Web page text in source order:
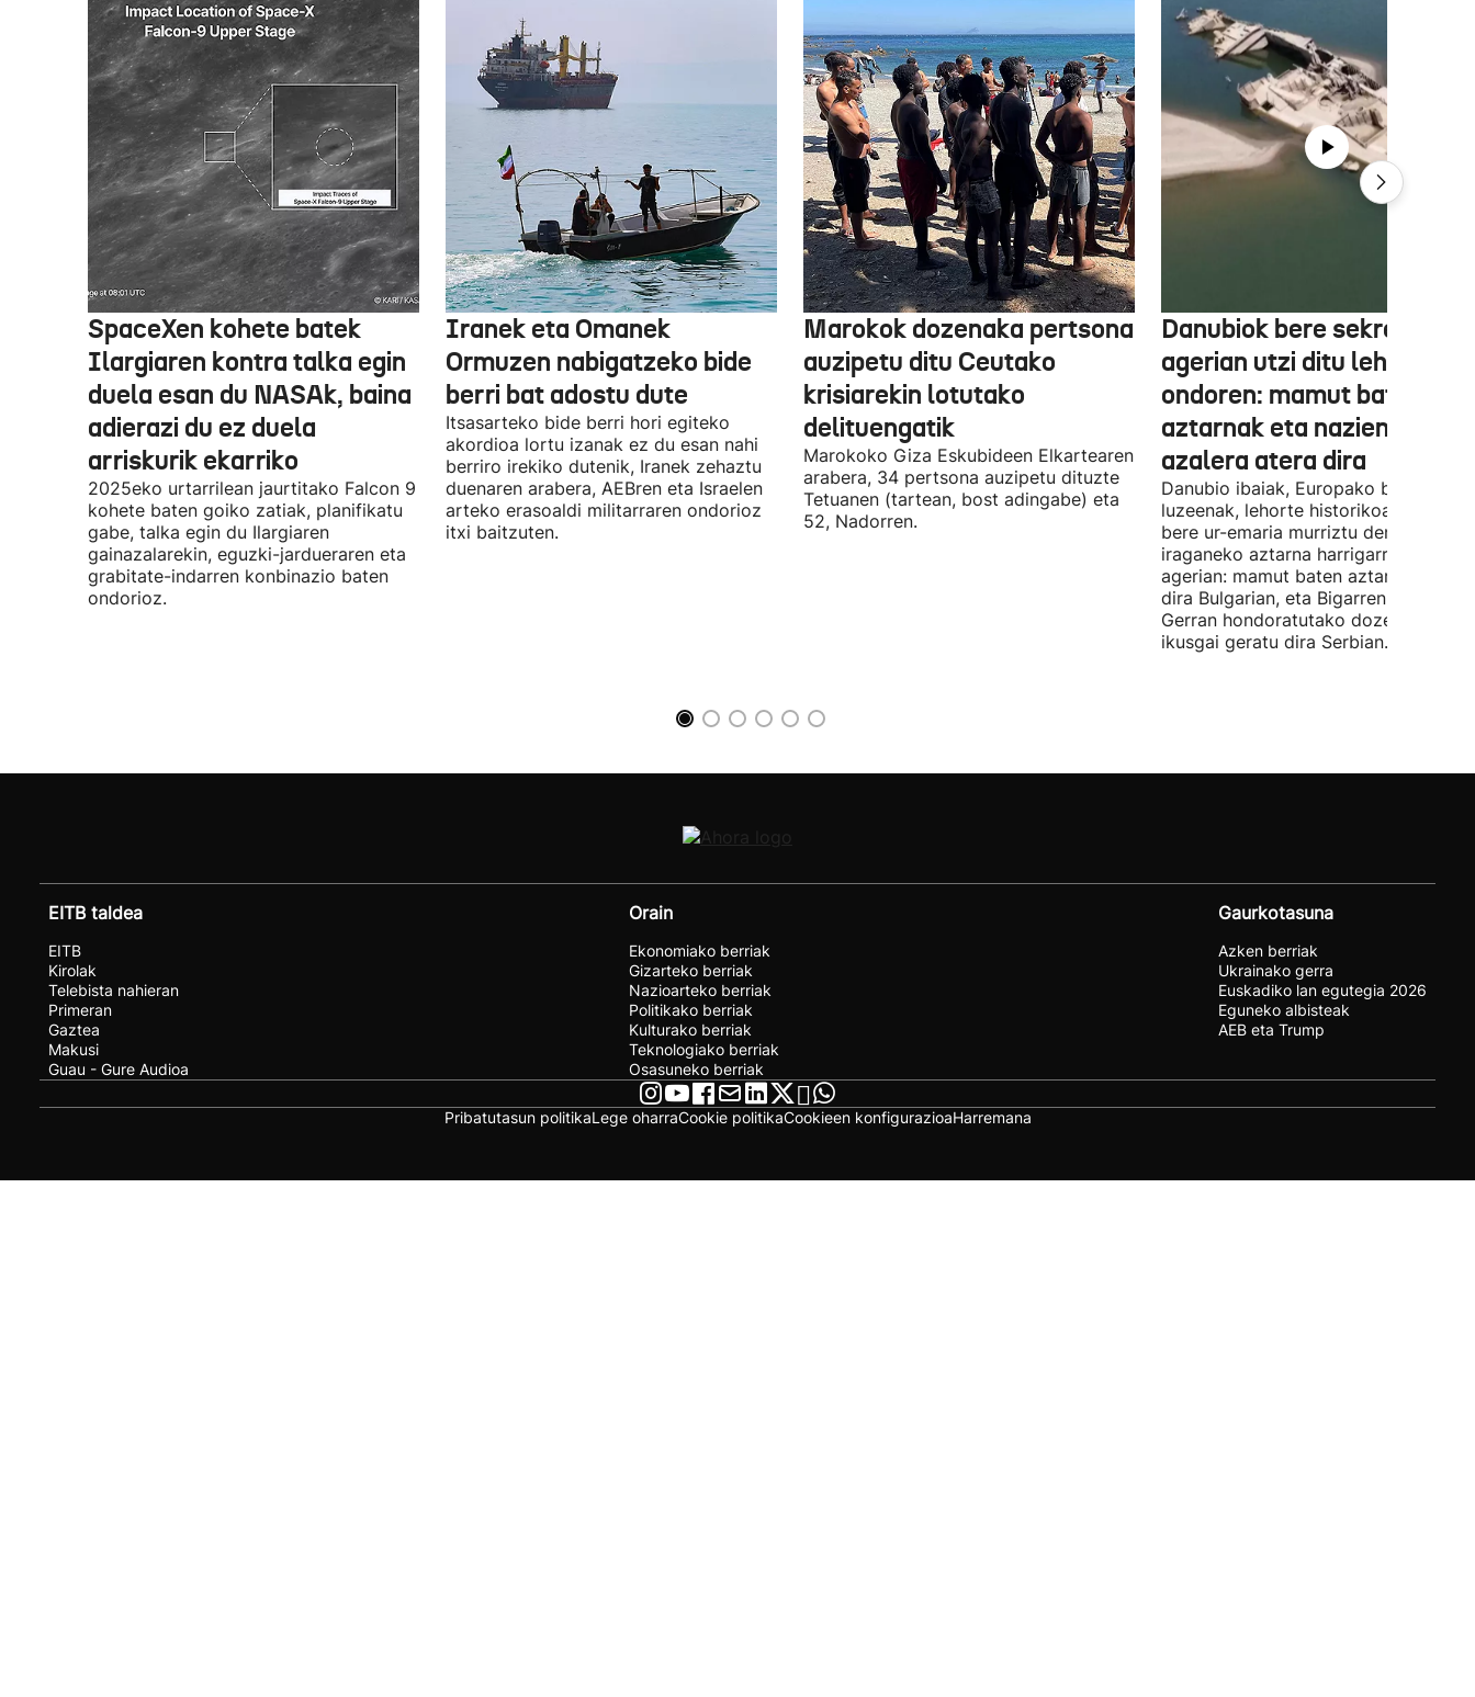
SpaceXen kohete batek
Ilargiaren kontra talka egin
duela esan du NASAk, baina
adierazi du ez duela
arriskurik ekarriko
2025eko urtarrilean jaurtitako Falcon 9
kohete baten goiko zatiak, planifikatu
gabe, talka egin du Ilargiaren
gainazalarekin, eguzki-jardueraren eta
grabitate-indarren konbinazio baten
ondorioz.
Iranek eta Omanek
Ormuzen nabigatzeko bide
berri bat adostu dute
Itsasarteko bide berri hori egiteko
akordioa lortu izanak ez du esan nahi
berriro irekiko dutenik, Iranek zehaztu
duenaren arabera, AEBren eta Israelen
arteko erasoaldi militarraren ondorioz
itxi baitzuten.
Marokok dozenaka pertsona
auzipetu ditu Ceutako
krisiarekin lotutako
delituengatik
Marokoko Giza Eskubideen Elkartearen
arabera, 34 pertsona auzipetu dituzte
Tetuanen (tartean, bost adingabe) eta
52, Nadorren.
Danubiok bere sekretuak
agerian utzi ditu
ondoren: mamut baten
aztarnak eta nazien
azalera atera dira
Danubio ibaiak, Europako bigarren
luzeenak, lehorte historikoa bizi du,
bere ur-emaria murriztu denez,
iraganeko aztarna harrigarriak utzi
agerian: mamut baten aztarnak
dira Bulgarian, eta Bigarren Mundu
Gerran hondoratutako dozenaka
ikusgai geratu dira Serbian.
EITB taldea
EITB
Kirolak
Telebista nahieran
Primeran
Gaztea
Makusi
Guau - Gure Audioa
Orain
Ekonomiako berriak
Gizarteko berriak
Nazioarteko berriak
Politikako berriak
Kulturako berriak
Teknologiako berriak
Osasuneko berriak
Gaurkotasuna
Azken berriak
Ukrainako gerra
Euskadiko lan egutegia 2026
Eguneko albisteak
AEB eta Trump
Pribatutasun politikaLege oharraCookie politikaCookieen konfigurazioaHarremana